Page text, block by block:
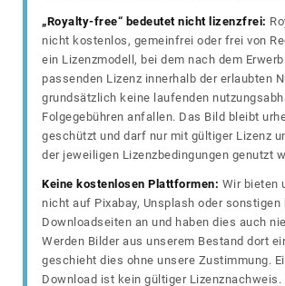
„Royalty-free“ bedeutet nicht lizenzfrei:
nicht kostenlos, gemeinfrei oder frei von
ein Lizenzmodell, bei dem nach dem
passenden Lizenz innerhalb der erlaubten
grundsätzlich keine laufenden
Folgegebühren anfallen. Das Bild bleibt
geschützt und darf nur mit gültiger Lizenz
der jeweiligen Lizenzbedingungen genutzt
Keine kostenlosen Plattformen: Wir bieten
nicht auf Pixabay, Unsplash oder
Downloadseiten an und haben dies auch
Werden Bilder aus unserem Bestand dort
geschieht dies ohne unsere Zustimmung.
Download ist kein gültiger Lizenznachweis.